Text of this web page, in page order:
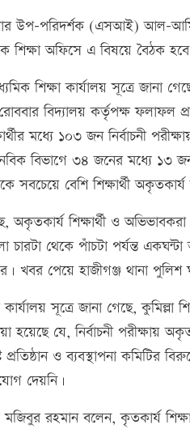
উপ-পরিদর্শক (এসআই) আল-
শিক্ষা অফিসে এ বিষয়ে বৈঠক
শিক্ষা কার্যালয় সূত্রে জানা
বিদ্যালয় কর্তৃপক্ষ
মধ্যে ১০৩ জন নির্বাচনী
বিভাগে ৩৪ জনের মধ্যে ১৩
সবচেয়ে বেশি শিক্ষার্থী
অকৃতকার্য শিক্ষার্থী ও
চারটা থেকে পাঁচটা পর্যন্ত
খবর পেয়ে হাজীগঞ্জ থানা পুলিশ
সূত্রে জানা গেছে,
হয়েছে যে, নির্বাচনী
ও ব্যবস্থাপনা কমিটির
দেয়নি।
মজিবুর রহমান বলেন, কৃতকার্য